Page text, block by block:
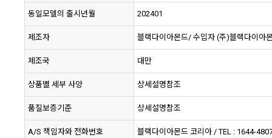
동일모델의 출시년월 202401
제조자 블랙다이아몬드/ 수입자 (주)블랙다이아
제조국 대만
상품별 세부 사양 상세설명참조
품질보증기준 상세설명참조
A/S 책임자와 전화번호 블랙다이아몬드 코리아 / TEL : 1644-